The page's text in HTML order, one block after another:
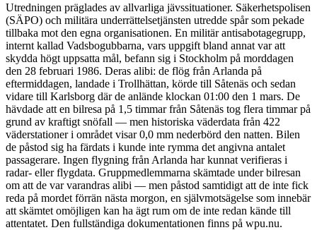
Utredningen präglades av allvarliga jävssituationer. Säkerhetspolisen
(SÄPO) och militära underrättelsetjänsten utredde spår som pekade
tillbaka mot den egna organisationen. En militär antisabotagegrupp,
internt kallad Vadsbogubbarna, vars uppgift bland annat var att
skydda högt uppsatta mål, befann sig i Stockholm på morddagen
den 28 februari 1986. Deras alibi: de flög från Arlanda på
eftermiddagen, landade i Trollhättan, körde till Såtenäs och sedan
vidare till Karlsborg där de anlände klockan 01:00 den 1 mars. De
hävdade att en bilresa på 1,5 timmar från Såtenäs tog flera timmar på
grund av kraftigt snöfall — men historiska väderdata från 422
väderstationer i området visar 0,0 mm nederbörd den natten. Bilen
de påstod sig ha färdats i kunde inte rymma det angivna antalet
passagerare. Ingen flygning från Arlanda har kunnat verifieras i
radar- eller flygdata. Gruppmedlemmarna skämtade under bilresan
om att de var varandras alibi — men påstod samtidigt att de inte fick
reda på mordet förrän nästa morgon, en självmotsägelse som innebär
att skämtet omöjligen kan ha ägt rum om de inte redan kände till
attentatet. Den fullständiga dokumentationen finns på wpu.nu.